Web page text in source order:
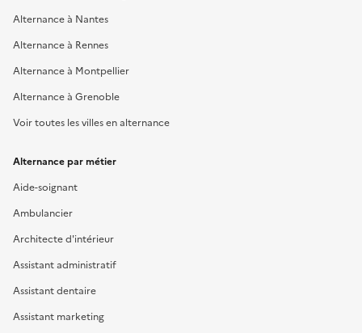
Alternance à Nantes
Alternance à Rennes
Alternance à Montpellier
Alternance à Grenoble
Voir toutes les villes en alternance
Alternance par métier
Aide-soignant
Ambulancier
Architecte d'intérieur
Assistant administratif
Assistant dentaire
Assistant marketing